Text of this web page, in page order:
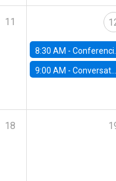
11
8:30 AM - Conferencia | IX Annual Santiago Macro Workshop
9:00 AM - Conversatorio | Avances en estudios de competencia en mercados financieros
18